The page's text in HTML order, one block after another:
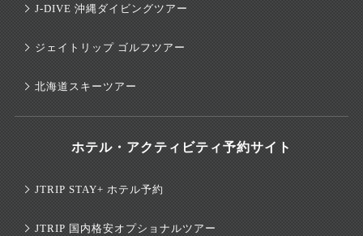
J-DIVE 沖縄ダイビングツアー
ジェイトリップ ゴルフツアー
北海道スキーツアー
ホテル・アクティビティ予約サイト
JTRIP STAY+ ホテル予約
JTRIP 国内格安オプショナルツアー